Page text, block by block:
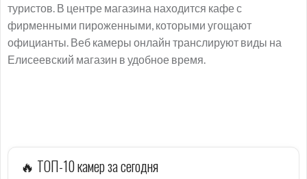
туристов. В центре магазина находится кафе с
фирменными пироженными, которыми угощают
официанты. Веб камеры онлайн транслируют виды на
Елисеевский магазин в удобное время.
🔥 ТОП-10 камер за сегодня